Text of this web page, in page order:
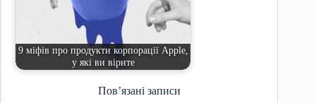
9 міфів про продукти корпорації Apple,
у які ви вірите
Пов’язані записи